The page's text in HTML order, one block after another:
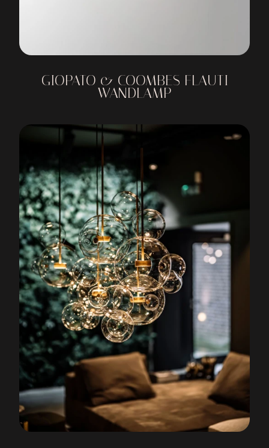
GIOPATO & COOMBES FLAUTI
WANDLAMP